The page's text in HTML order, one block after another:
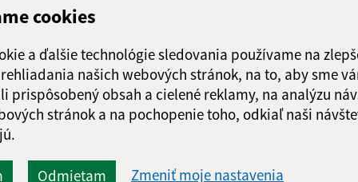
cookies
a ďalšie technológie sledovania používame na
našich webových stránok, na to, aby sme
prispôsobený obsah a cielené reklamy, na analýzu
stránok a na pochopenie toho, odkiaľ naši
Odmietam Zmeniť moje nastavenia
Google reCaptcha Response
Odoslať správu